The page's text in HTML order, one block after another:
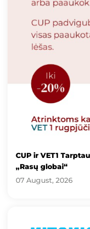
CUP ir VET1
„Rasų globai“
07 August, 2026